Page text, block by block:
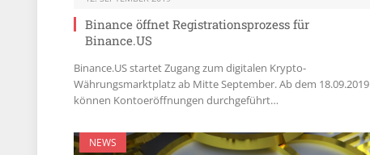
Binance öffnet Registrationsprozess für
Binance.US
Binance.US startet Zugang zum digitalen Krypto-
Währungsmarktplatz ab Mitte September. Ab dem 18.09.2019
können Kontoeröffnungen durchgeführt…
NEWS